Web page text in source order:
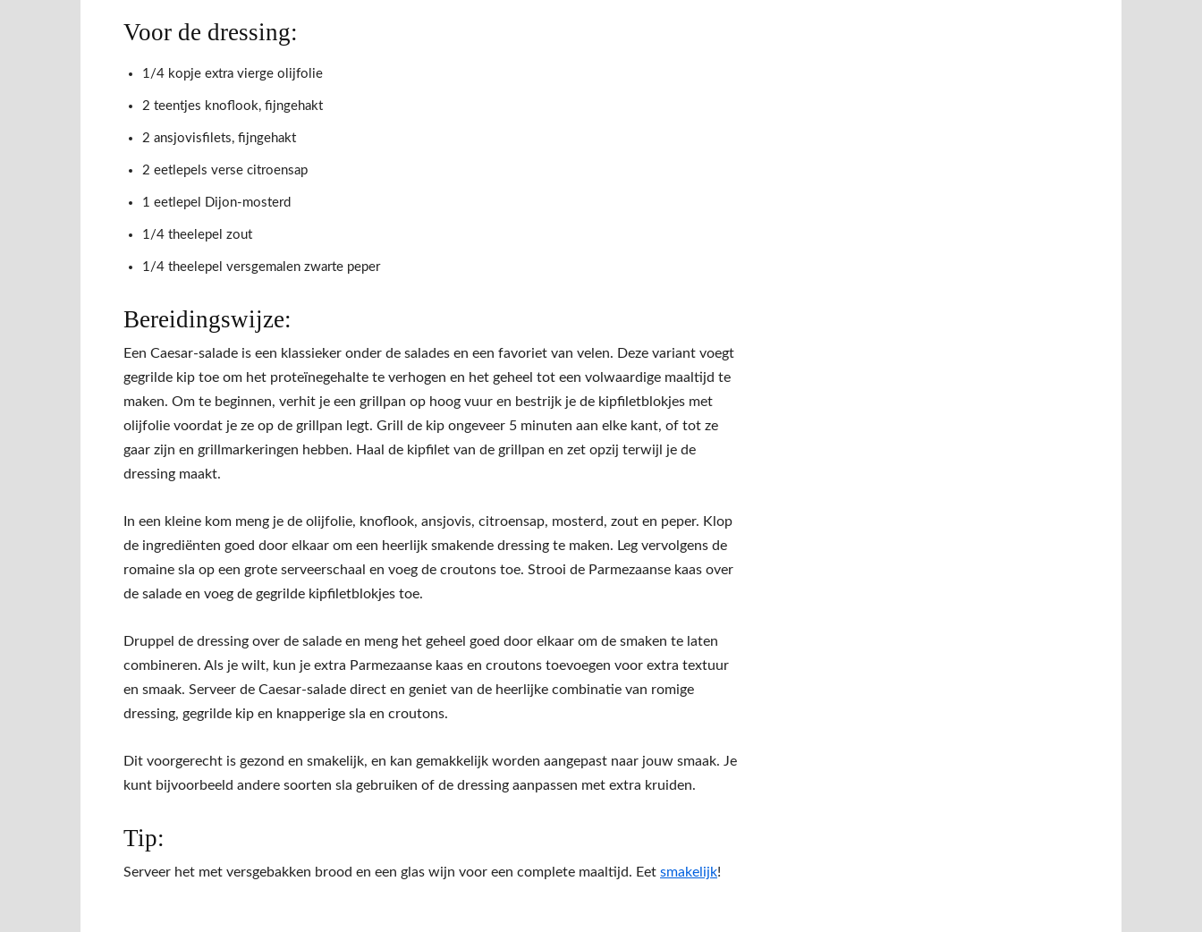
Voor de dressing:
1/4 kopje extra vierge olijfolie
2 teentjes knoflook, fijngehakt
2 ansjovisfilets, fijngehakt
2 eetlepels verse citroensap
1 eetlepel Dijon-mosterd
1/4 theelepel zout
1/4 theelepel versgemalen zwarte peper
Bereidingswijze:
Een Caesar-salade is een klassieker onder de salades en een favoriet van velen. Deze variant voegt
gegrilde kip toe om het proteïnegehalte te verhogen en het geheel tot een volwaardige maaltijd te
maken. Om te beginnen, verhit je een grillpan op hoog vuur en bestrijk je de kipfiletblokjes met
olijfolie voordat je ze op de grillpan legt. Grill de kip ongeveer 5 minuten aan elke kant, of tot ze
gaar zijn en grillmarkeringen hebben. Haal de kipfilet van de grillpan en zet opzij terwijl je de
dressing maakt.
In een kleine kom meng je de olijfolie, knoflook, ansjovis, citroensap, mosterd, zout en peper. Klop
de ingrediënten goed door elkaar om een ​​heerlijk smakende dressing te maken. Leg vervolgens de
romaine sla op een grote serveerschaal en voeg de croutons toe. Strooi de Parmezaanse kaas over
de salade en voeg de gegrilde kipfiletblokjes toe.
Druppel de dressing over de salade en meng het geheel goed door elkaar om de smaken te laten
combineren. Als je wilt, kun je extra Parmezaanse kaas en croutons toevoegen voor extra textuur
en smaak. Serveer de Caesar-salade direct en geniet van de heerlijke combinatie van romige
dressing, gegrilde kip en knapperige sla en croutons.
Dit voorgerecht is gezond en smakelijk, en kan gemakkelijk worden aangepast naar jouw smaak. Je
kunt bijvoorbeeld andere soorten sla gebruiken of de dressing aanpassen met extra kruiden.
Tip:
Serveer het met versgebakken brood en een glas wijn voor een complete maaltijd. Eet smakelijk!